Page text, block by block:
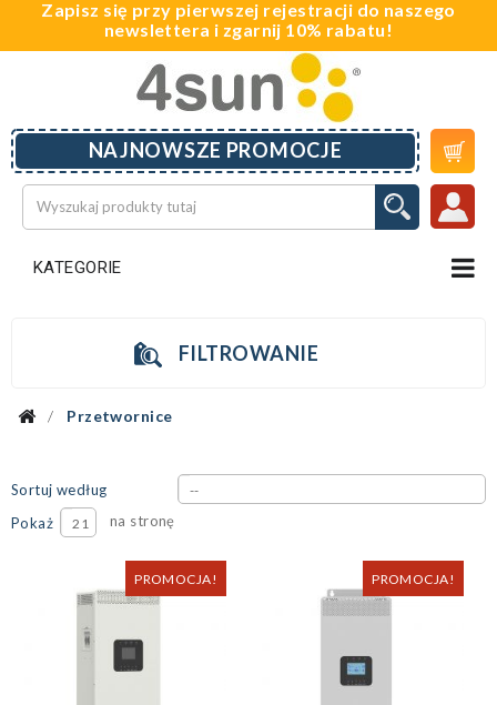
Zapisz się przy pierwszej rejestracji do naszego
newslettera i zgarnij 10% rabatu!
KATEGORIE
NAJNOWSZE PROMOCJE 
Przetwornice
Sortuj według --
Pokaż 21 na stronę
PROMOCJA! PROMOCJA!
FILTROWANIE